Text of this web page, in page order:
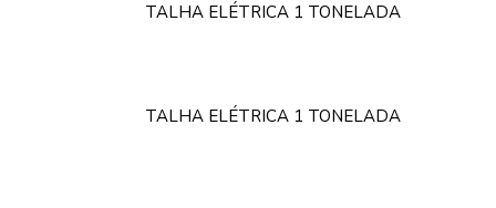
TALHA ELÉTRICA 1 TONELADA
TALHA ELÉTRICA 1 TONELADA